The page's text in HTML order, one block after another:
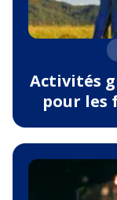
Activités
pour les